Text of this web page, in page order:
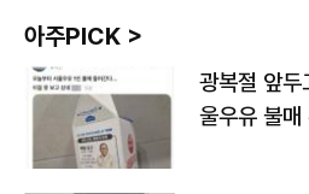
아주PICK >
광복절 앞
울우유 불매